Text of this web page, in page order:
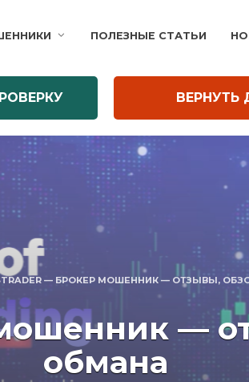
ПОЛЕЗНЫЕ СТАТЬИ
ВЕРНУТЬ
— БРОКЕР МОШЕННИК — ОТЗЫВЫ,
—
обмана